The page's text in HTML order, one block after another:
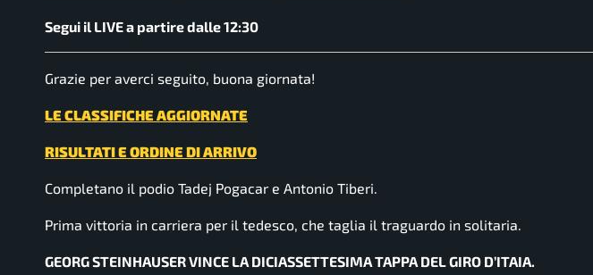
Segui il LIVE a partire dalle 12:30
Grazie per averci seguito, buona giornata!
LE CLASSIFICHE AGGIORNATE
RISULTATI E ORDINE DI ARRIVO
Completano il podio Tadej Pogacar e Antonio Tiberi.
Prima vittoria in carriera per il tedesco, che taglia il traguardo in solitaria.
GEORG STEINHAUSER VINCE LA DICIASSETTESIMA TAPPA DEL GIRO D’ITAIA.